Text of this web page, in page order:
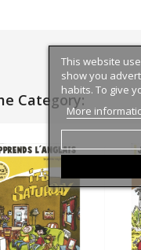
Category:
This website
show you
habits. To give
More